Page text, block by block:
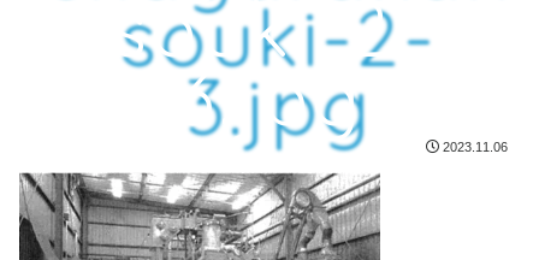
souki-2-
3.jpg
2023.11.06